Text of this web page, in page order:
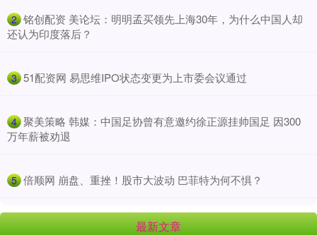
2 ​铭创配资 美论坛：明明孟买领先上海30年，为什么中国人却
还认为印度落后？
3 ​51配资网 易思维IPO状态变更为上市委会议通过
4 ​聚美策略 韩媒：中国足协曾有意邀约徐正源挂帅国足 因300
万年薪被劝退
5 ​倍顺网 崩盘、重挫！股市大波动 巴菲特为何不惧？
最新文章